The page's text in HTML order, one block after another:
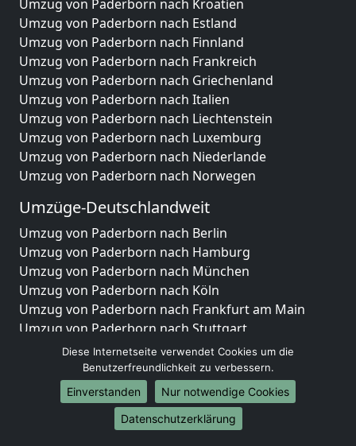
Umzug von Paderborn nach Kroatien
Umzug von Paderborn nach Estland
Umzug von Paderborn nach Finnland
Umzug von Paderborn nach Frankreich
Umzug von Paderborn nach Griechenland
Umzug von Paderborn nach Italien
Umzug von Paderborn nach Liechtenstein
Umzug von Paderborn nach Luxemburg
Umzug von Paderborn nach Niederlande
Umzug von Paderborn nach Norwegen
Umzüge-Deutschlandweit
Umzug von Paderborn nach Berlin
Umzug von Paderborn nach Hamburg
Umzug von Paderborn nach München
Umzug von Paderborn nach Köln
Umzug von Paderborn nach Frankfurt am Main
Umzug von Paderborn nach Stuttgart
Umzug von Paderborn nach Düsseldorf
Umzug von Paderborn nach Leipzig
Umzug von Paderborn nach Dortmund
Umzug von Paderborn nach Essen
Umzug von Paderborn nach Bremen
Diese Internetseite verwendet Cookies um die
Benutzerfreundlichkeit zu verbessern.
Einverstanden
Nur notwendige Cookies
Datenschutzerklärung